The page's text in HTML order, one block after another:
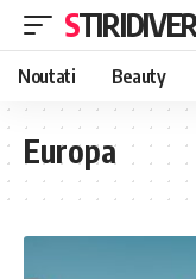
Noutati Beauty
Europa